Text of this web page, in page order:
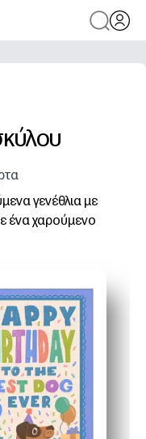
γενέθλια με
ένα χαρούμενο
για κουτάβια
επιστολή ή A4 -
για ένα εγκάρδιο